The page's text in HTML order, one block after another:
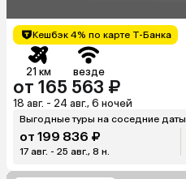
Кешбэк 4% по карте Т-Банка
21 км везде
от 165 563 ₽
18 авг. - 24 авг., 6 ночей
Выгодные туры на соседние даты
от 199 836 ₽
17 авг. - 25 авг., 8 н.